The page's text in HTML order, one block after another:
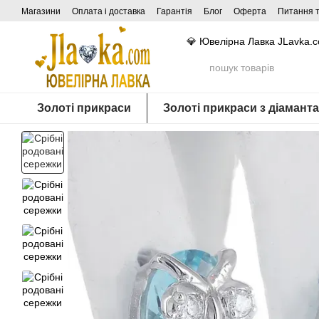
Перейти до основного контенту
Магазини Оплата і доставка Гарантія Блог Оферта Питання
💎 Ювелірна Лавка
Золоті прикраси Золоті прикраси з